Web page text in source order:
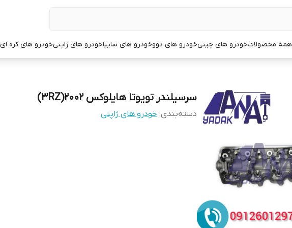
همه محصولاتخودرو های چینیخودرو های دووخودرو های سایپاخودرو های ژاپنیخودرو های کره ای
سرسیلندر تویوتا هایلوکس 2002(3RZ)
دسته‌بندی: خودرو های ژاپنی